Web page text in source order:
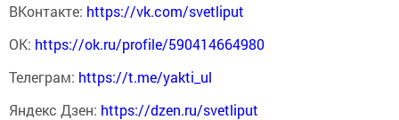
ВКонтакте: https://vk.com/svetliput
ОК: https://ok.ru/profile/590414664980
Телеграм: https://t.me/yakti_ul
Яндекс Дзен: https://dzen.ru/svetliput